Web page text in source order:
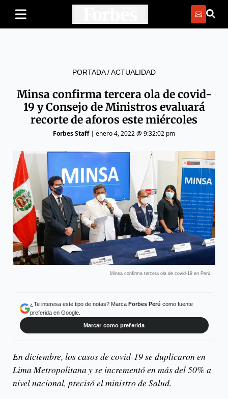
PORTADA/ACTUALIDAD
Minsa confirma tercera ola de covid-
19 y Consejo de Ministros evaluará
recorte de aforos este miércoles
Forbes Staff| enero 4, 2022 @ 9:32:02 pm
Minsa confirma tercera ola de covid-19 en Perú
¿Te interesa este tipo de notas? Marca Forbes Perú como fuente
preferida en Google.
Marcar como preferida
En diciembre, los casos de covid-19 se duplicaron en
Lima Metropolitana y se incrementó en más del 50% a
nivel nacional, precisó el ministro de Salud.